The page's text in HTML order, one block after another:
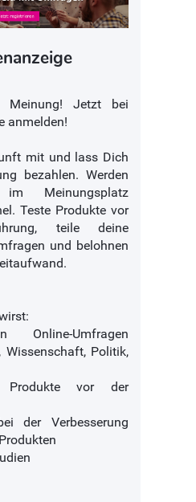
Meinung! Jetzt bei
anmelden!
mit und lass Dich
bezahlen. Werden
Meinungsplatz
Teste Produkte vor
teile deine
und belohnen
Online-Umfragen
Wissenschaft, Politik,
Produkte vor der
der Verbesserung